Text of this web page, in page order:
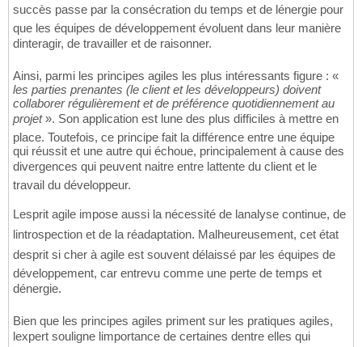
succès passe par la consécration du temps et de lénergie pour
que les équipes de développement évoluent dans leur manière
dinteragir, de travailler et de raisonner.
Ainsi, parmi les principes agiles les plus intéressants figure : «
les parties prenantes (le client et les développeurs) doivent
collaborer régulièrement et de préférence quotidiennement au
projet». Son application est lune des plus difficiles à mettre en
place. Toutefois, ce principe fait la différence entre une équipe
qui réussit et une autre qui échoue, principalement à cause des
divergences qui peuvent naitre entre lattente du client et le
travail du développeur.
Lesprit agile impose aussi la nécessité de lanalyse continue, de
lintrospection et de la réadaptation. Malheureusement, cet état
desprit si cher à agile est souvent délaissé par les équipes de
développement, car entrevu comme une perte de temps et
dénergie.
Bien que les principes agiles priment sur les pratiques agiles,
lexpert souligne limportance de certaines dentre elles qui